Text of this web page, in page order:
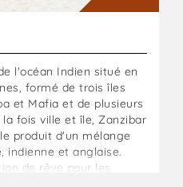
l'océan Indien situé en
formé de trois îles
et Mafia et de plusieurs
fois ville et île, Zanzibar
produit d'un mélange
indienne et anglaise.
de rêve pour les